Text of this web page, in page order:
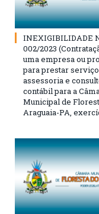
INEXIGIBILIDADE
002/2023
uma empresa ou
para prestar
assessoria e
contábil para a
Municipal de
Araguaia-PA,